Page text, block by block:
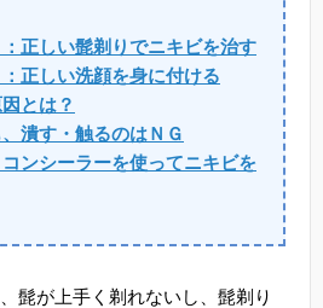
正しい髭剃りでニキビを治す
正しい洗顔を身に付ける
とは？
潰す・触るのはＮＧ
ンシーラーを使ってニキビを
髭が上手く剃れないし、髭剃り